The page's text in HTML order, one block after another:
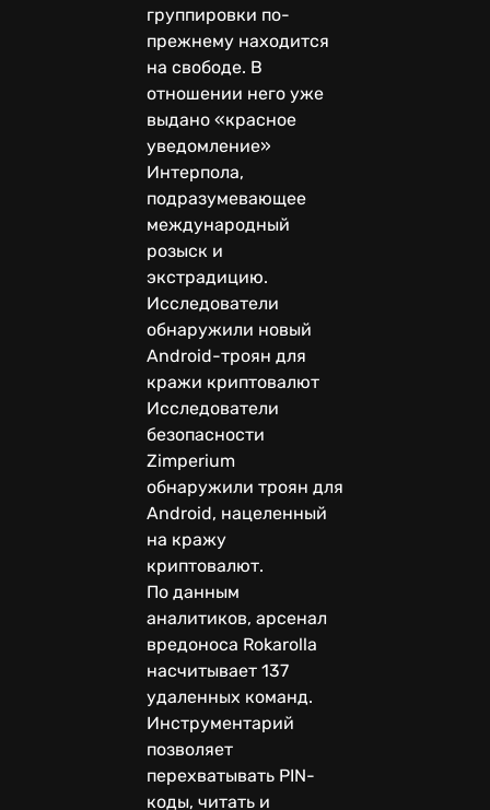
группировки по-
прежнему находится
на свободе. В
отношении него уже
выдано «красное
уведомление»
Интерпола,
подразумевающее
международный
розыск и
экстрадицию.
Исследователи
обнаружили новый
Android-троян для
кражи криптовалют
Исследователи
безопасности
Zimperium
обнаружили троян для
Android, нацеленный
на кражу
криптовалют.
По данным
аналитиков, арсенал
вредоноса Rokarolla
насчитывает 137
удаленных команд.
Инструментарий
позволяет
перехватывать PIN-
коды, читать и